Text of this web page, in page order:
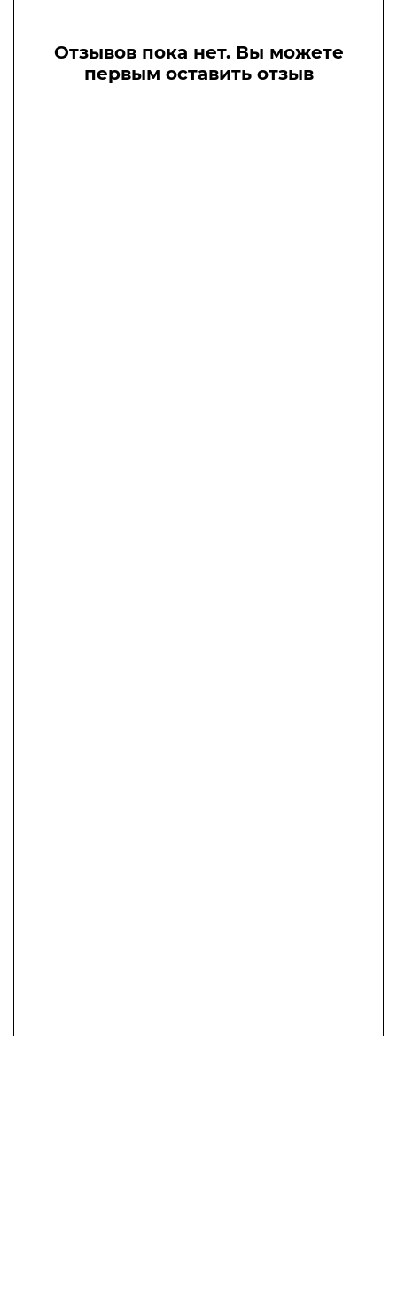
Отзывов пока нет. Вы можете
первым оставить отзыв